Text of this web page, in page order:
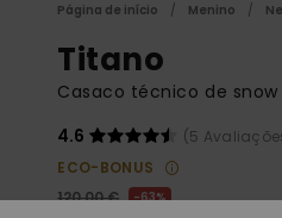
Página de início Menino
Titano
Casaco técnico de snow
4.6
(5
ECO-BONUS
120,00 €
63%